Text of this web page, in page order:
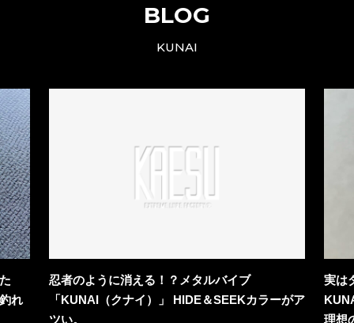
BLOG
KUNAI
れ
忍者のように消える！？メタルバイブ
「KUNAI（クナイ）」 HIDE＆SEEKカラーがア
ツい。
実は
理想